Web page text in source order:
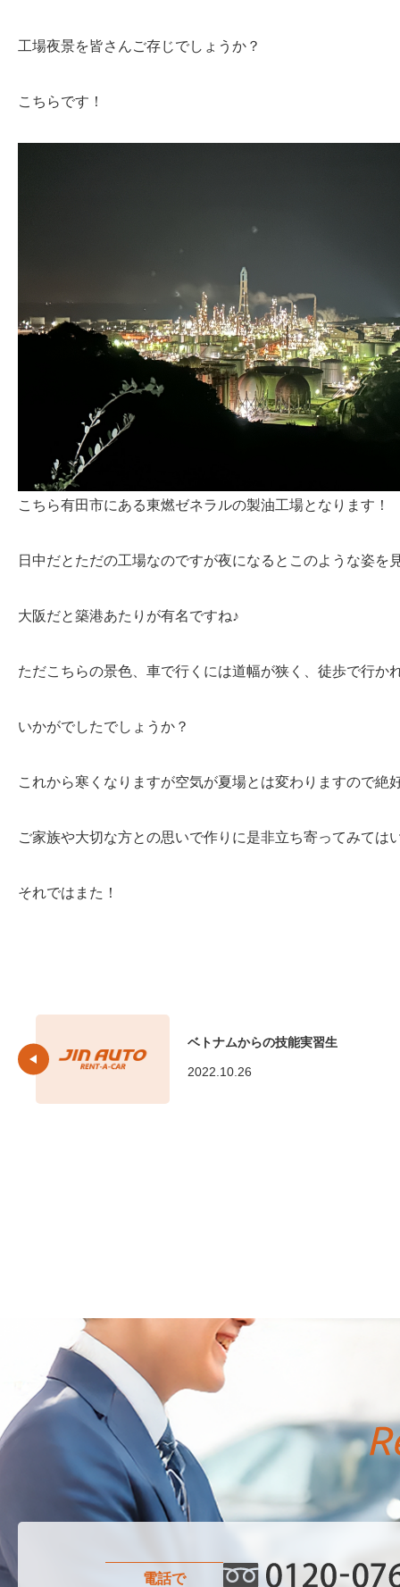
工場夜景を皆さんご存じでしょうか？
こちらです！
こちら有田市にある東燃ゼネラルの製油工場となります！
日中だとただの工場なのですが夜になるとこのような姿を
大阪だと築港あたりが有名ですね♪
ただこちらの景色、車で行くには道幅が狭く、徒歩で行か
いかがでしたでしょうか？
これから寒くなりますが空気が夏場とは変わりますので絶
ご家族や大切な方との思いで作りに是非立ち寄ってみては
それではまた！
ベトナムからの技能実習生
2022.10.26
電話で